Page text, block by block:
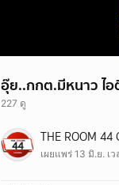
อุ๊ย..กกต.มีหนาว ไ
227 ดู
อุ๊ย..กกต.มีหนาว ไอติม เ
#ประชาชน #รัฐสภา #กา
THE ROOM 44
เผยแพร่ 13 มิ.ย. เ